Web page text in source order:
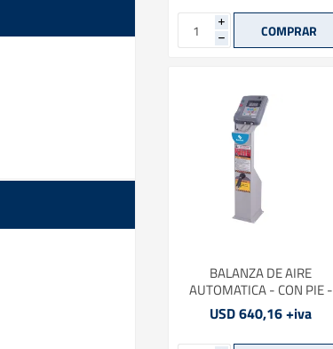
i
h
BALANZA DE AIRE
AUTOMATICA - CON PIE -
USD 640,16 +iva